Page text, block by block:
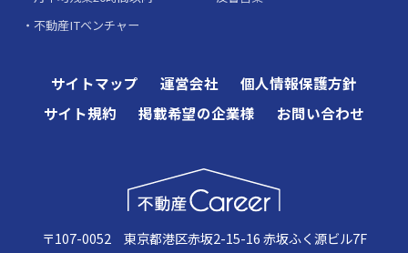
不動産ITベンチャー
サイトマップ 運営会社
個人情報保護方針
サイト規約
掲載希望の企業様 お問い合わせ
〒107-0052 東京都港区赤坂2-15-16 赤坂ふく源ビル7F